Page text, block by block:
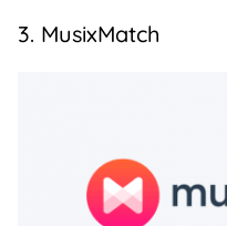
3. MusixMatch